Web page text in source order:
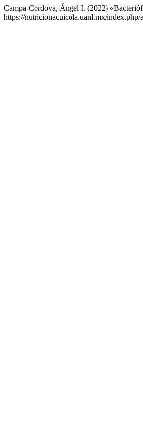
Campa-Córdova, Ángel I. (2022)
https://nutricionacuicola.uanl.mx/